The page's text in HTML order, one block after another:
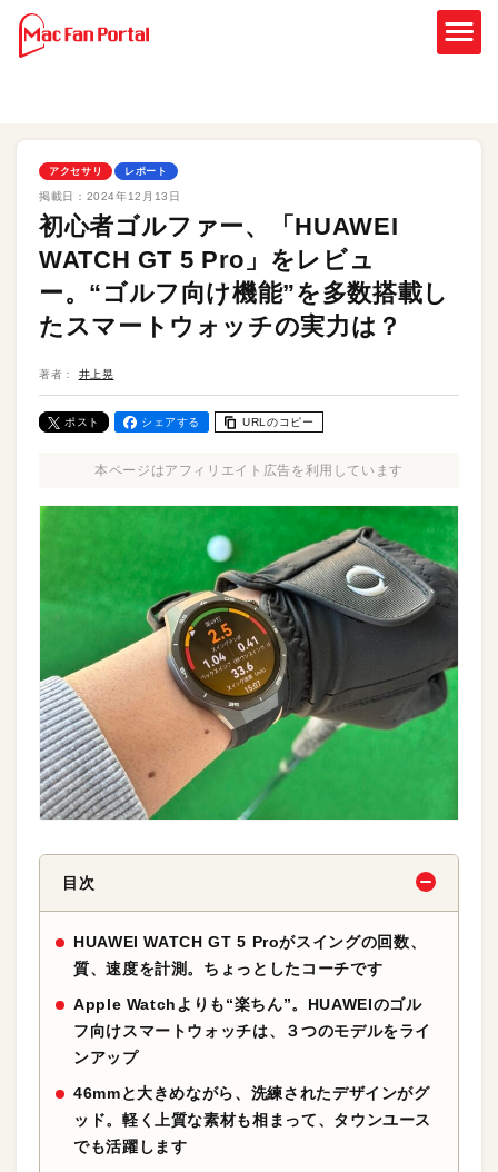
アクセサリ レポート
掲載日： 2024年12月13日
初心者ゴルファー、「HUAWEI
WATCH GT 5 Pro」をレビュ
ー。“ゴルフ向け機能”を多数搭載し
たスマートウォッチの実力は？
著者： 井上晃
ポスト シェアする URLのコピー
本ページはアフィリエイト広告を利用しています
目次
HUAWEI WATCH GT 5 Proがスイングの回数、
質、速度を計測。ちょっとしたコーチです
Apple Watchよりも“楽ちん”。HUAWEIのゴル
フ向けスマートウォッチは、３つのモデルをライ
ンアップ
46mmと大きめながら、洗練されたデザインがグ
ッド。軽く上質な素材も相まって、タウンユース
でも活躍します